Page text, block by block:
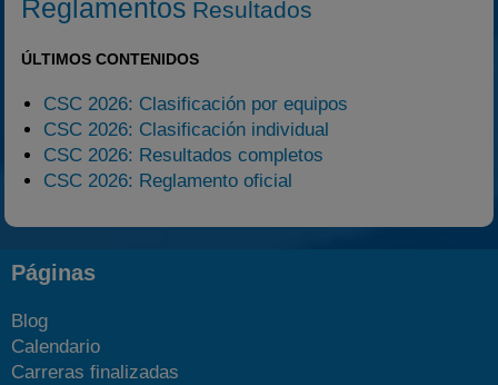
Reglamentos Resultados
ÚLTIMOS CONTENIDOS
CSC 2026: Clasificación por equipos
CSC 2026: Clasificación individual
CSC 2026: Resultados completos
CSC 2026: Reglamento oficial
Páginas
Blog
Calendario
Carreras finalizadas